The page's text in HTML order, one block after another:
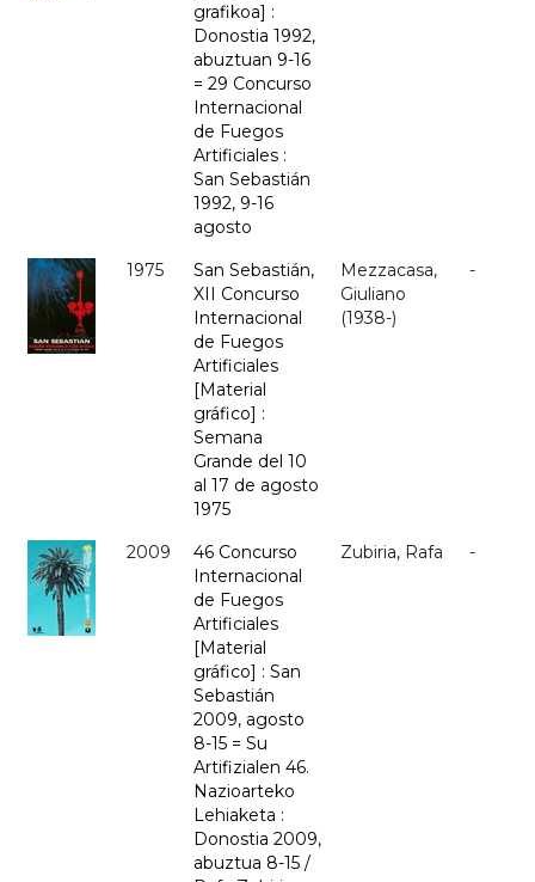
grafikoa] :
Donostia 1992,
abuztuan 9-16
= 29 Concurso
Internacional
de Fuegos
Artificiales :
San Sebastián
1992, 9-16
agosto
1975
San Sebastián,
XII Concurso
Internacional
de Fuegos
Artificiales
[Material
gráfico] :
Semana
Grande del 10
al 17 de agosto
1975
Mezzacasa,
Giuliano
(1938-)
-
2009
46 Concurso
Internacional
de Fuegos
Artificiales
[Material
gráfico] : San
Sebastián
2009, agosto
8-15 = Su
Artifizialen 46.
Nazioarteko
Lehiaketa :
Donostia 2009,
abuztua 8-15 /
Zubiria, Rafa -